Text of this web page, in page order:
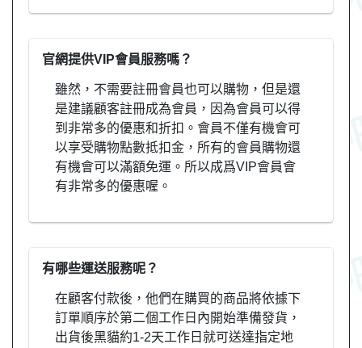
官網提供VIP會員服務嗎？
雖然，不需要註冊會員也可以購物，但是還
是建議顧客註冊成為會員，因為會員可以得
到非常多的優惠和折扣。會員不僅有機會可
以享受購物點數抵扣金，所有的會員購物還
有機會可以滿額免運。所以成爲VIP會員會
有非常多的優惠喔。
有哪些運送服務呢？
在顧客付款後，他們在購買的商品將依據下
訂單順序於第二個工作日內開始準備發貨，
出貨後黑貓約1-2天工作日就可送達指定地